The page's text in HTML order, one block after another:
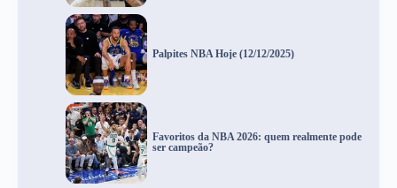
Palpites NBA Hoje (12/12/2025)
Favoritos da NBA 2026: quem realmente pode
ser campeão?